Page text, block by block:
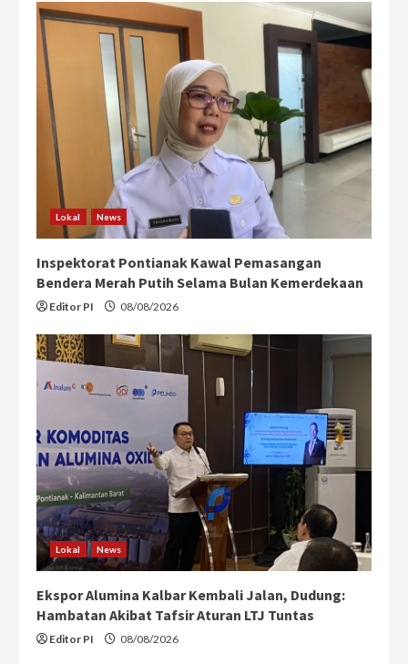
Lokal News
Inspektorat Pontianak Kawal Pemasangan
Bendera Merah Putih Selama Bulan Kemerdekaan
Editor PI 08/08/2026
Lokal News
Ekspor Alumina Kalbar Kembali Jalan, Dudung:
Hambatan Akibat Tafsir Aturan LTJ Tuntas
Editor PI 08/08/2026